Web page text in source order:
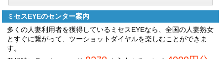
ミセスEYEのセンター案内
多くの人妻利用者を獲得しているミセスEYEなら、全国の人妻熟女
とすぐに繋がって、ツーショットダイヤルを楽しむことができま
す。